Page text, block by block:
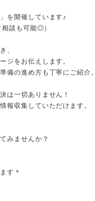
を開催しています♪
談も可能◎）
、
ジをお伝えします。
備の進め方も丁寧にご紹介。
は一切ありません！
報収集していただけます。
みませんか？
す＊